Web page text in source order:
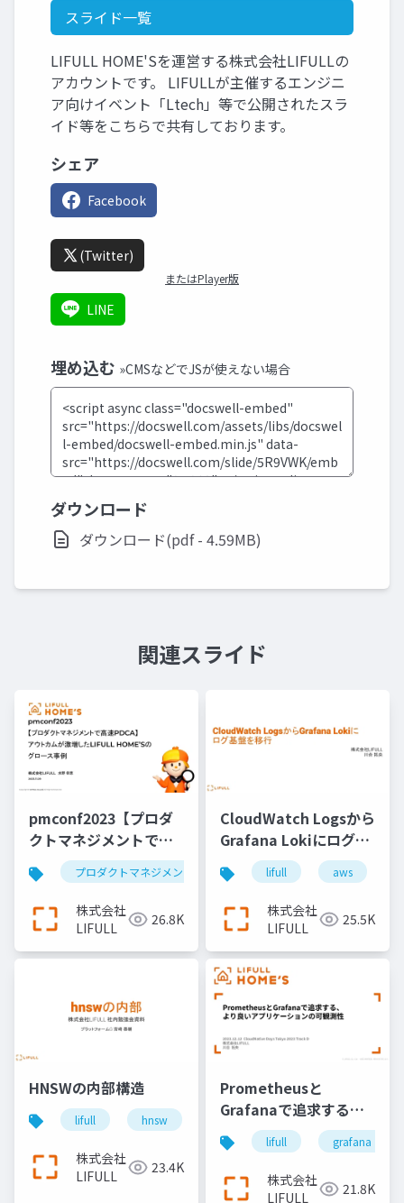
スライド一覧
LIFULL HOME'Sを運営する株式会社LIFULLの
アカウントです。 LIFULLが主催するエンジニ
ア向けイベント「Ltech」等で公開されたスラ
イド等をこちらで共有しております。
シェア
Facebook
(Twitter)
またはPlayer版
LINE
埋め込む »CMSなどでJSが使えない場合
ダウンロード
ダウンロード(pdf - 4.59MB)
関連スライド
pmconf2023【プロダ
クトマネジメントで高
速PDCA】 アウトカム
が激増したLIFULL
HOME’Sのグロース事
例
プロダクトマネジメント プロダクトマネージャー
株式会社
LIFULL
26.8K
CloudWatch Logsから
Grafana Lokiにログ基
盤を移行lifull aws
株式会社
LIFULL
25.5K
HNSWの内部構造
lifull hnsw search
株式会社
LIFULL
23.4K
Prometheusと
Grafanaで追求する、
より良いアプリケーシ
ョンの可観測性
lifull grafana
株式会社
LIFULL
21.8K